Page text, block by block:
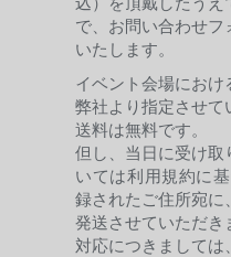
で、お問い合わせ
いたします。
イベント会場におけ
弊社より指定させて
送料は無料です。
但し、当日に受け取
いては利用規約に
録されたご住所宛に
発送させていただき
対応につきましては